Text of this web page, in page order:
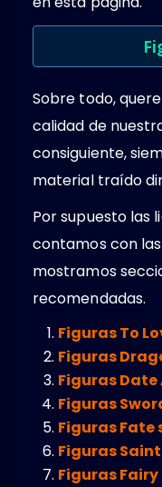
Sobre todo,
calidad de
consiguiente,
material traído
Por supuesto las
contamos con
mostramos
recomendadas.
Figuras To
Figuras
Figuras Date
Figuras
Figuras
Figuras
Figuras